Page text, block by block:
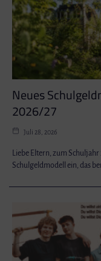
Neues
2026/27
Juli 28, 2026
Liebe Eltern, zum
Schulgeldmodell ein, das